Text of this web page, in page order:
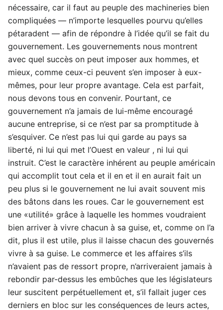
nécessaire, car il faut au peuple des machineries bien
compliquées — n’importe lesquelles pourvu qu’elles
pétaradent — afin de répondre à l’idée qu’il se fait du
gouvernement. Les gouvernements nous montrent
avec quel succès on peut imposer aux hommes, et
mieux, comme ceux-ci peuvent s’en imposer à eux-
mêmes, pour leur propre avantage. Cela est parfait,
nous devons tous en convenir. Pourtant, ce
gouvernement n’a jamais de lui-même encouragé
aucune entreprise, si ce n’est par sa promptitude à
s’esquiver. Ce n’est pas lui qui garde au pays sa
liberté, ni lui qui met l’Ouest en valeur , ni lui qui
instruit. C’est le caractère inhérent au peuple américain
qui accomplit tout cela et il en et il en aurait fait un
peu plus si le gouvernement ne lui avait souvent mis
des bâtons dans les roues. Car le gouvernement est
une «utilité» grâce à laquelle les hommes voudraient
bien arriver à vivre chacun à sa guise, et, comme on l’a
dit, plus il est utile, plus il laisse chacun des gouvernés
vivre à sa guise. Le commerce et les affaires s’ils
n’avaient pas de ressort propre, n’arriveraient jamais à
rebondir par-dessus les embûches que les législateurs
leur suscitent perpétuellement et, s’il fallait juger ces
derniers en bloc sur les conséquences de leurs actes,